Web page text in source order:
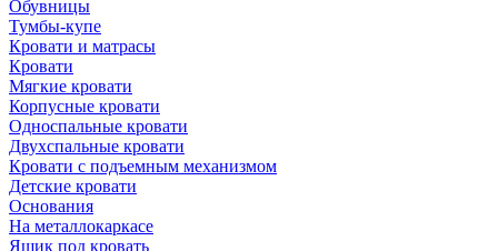
Обувницы
Тумбы-купе
Кровати и матрасы
Кровати
Мягкие кровати
Корпусные кровати
Односпальные кровати
Двухспальные кровати
Кровати с подъемным механизмом
Детские кровати
Основания
На металлокаркасе
Ящик под кровать